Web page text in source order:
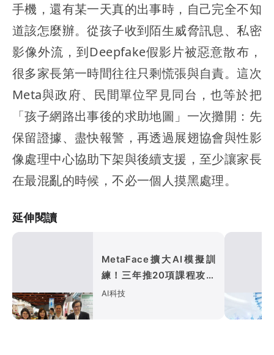
手機，還有某一天真的出事時，自己完全不知
道該怎麼辦。從孩子收到陌生威脅訊息、私密
影像外流，到Deepfake假影片被惡意散布，
很多家長第一時間往往只剩慌張與自責。這次
Meta與政府、民間單位罕見同台，也等於把
「孩子網路出事後的求助地圖」一次攤開：先
保留證據、盡快報警，再透過展翅協會與性影
像處理中心協助下架與後續支援，至少讓家長
在最混亂的時候，不必一個人摸黑處理。
延伸閱讀
MetaFace擴大AI模擬訓
練！三年推20項課程攻護
理長照
AI科技